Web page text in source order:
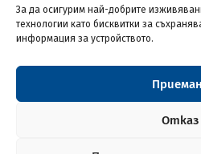
За да осигурим най-добрите
технологии като бисквитки за
информация за устройството.
Отказ
Столична община